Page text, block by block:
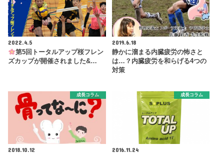
2022.4.5
第5回トータルアップ桜フレン
ズカップが開催されました&…
2019.6.18
静かに溜まる内臓疲労の怖さと
は…？内臓疲労を和らげる4つの
対策
成長コラム
2018.10.12
成長コラム
2016.11.24